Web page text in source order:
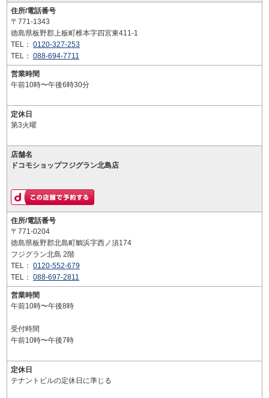
住所/電話番号
〒771-1343
徳島県板野郡上板町椎本字四宮東411-1
TEL： 0120-327-253
TEL： 088-694-7711
営業時間
午前10時〜午後6時30分
定休日
第3火曜
店舗名
ドコモショップフジグラン北島店
住所/電話番号
〒771-0204
徳島県板野郡北島町鯛浜字西ノ須174
フジグラン北島 2階
TEL： 0120-552-679
TEL： 088-697-2811
営業時間
午前10時〜午後8時
受付時間
午前10時〜午後7時
定休日
テナントビルの定休日に準じる